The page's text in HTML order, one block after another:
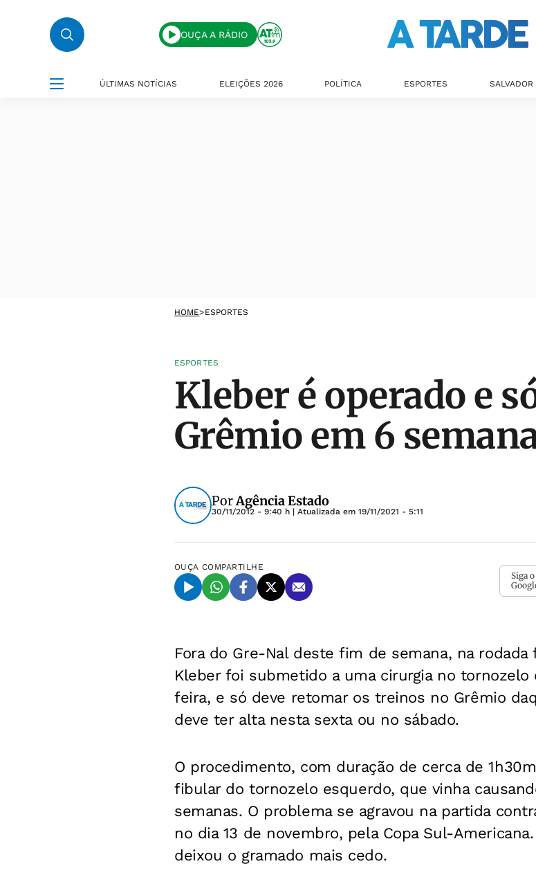
OUÇA A RÁDIO
ÚLTIMAS NOTÍCIAS ELEIÇÕES 2026 POLÍTICA ESPORTES SALVADOR
HOME>ESPORTES
ESPORTES
Kleber é operado e
Grêmio em 6
PorAgência Estado
30/11/2012 - 9:40 h | Atualizada em 19/11/2021 - 5:11
OUÇA COMPARTILHE
Siga o
Fora do Gre-Nal deste fim de semana, na
Kleber foi submetido a uma cirurgia no
feira, e só deve retomar os treinos no Grêmio
deve ter alta nesta sexta ou no sábado.
O procedimento, com duração de cerca de
fibular do tornozelo esquerdo, que vinha
semanas. O problema se agravou na partida
no dia 13 de novembro, pela Copa Sul-
deixou o gramado mais cedo.